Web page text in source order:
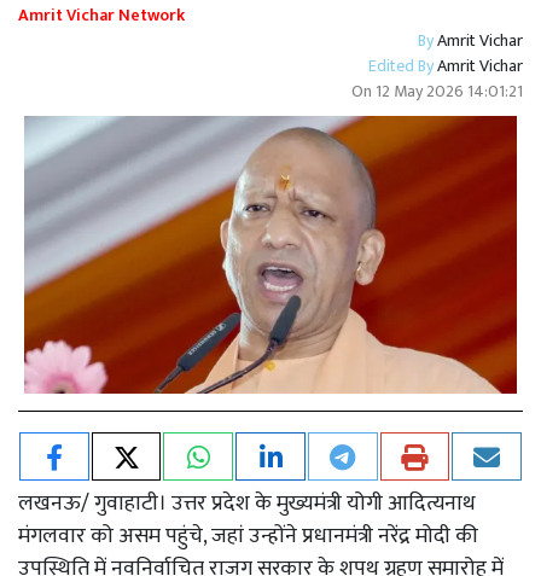
Amrit Vichar Network
ByAmrit Vichar
Edited ByAmrit Vichar
On 12 May 2026 14:01:21
लखनऊ/ गुवाहाटी। उत्तर प्रदेश के मुख्यमंत्री योगी आदित्यनाथ
मंगलवार को असम पहुंचे, जहां उन्होंने प्रधानमंत्री नरेंद्र मोदी की
उपस्थिति में नवनिर्वाचित राजग सरकार के शपथ ग्रहण समारोह में